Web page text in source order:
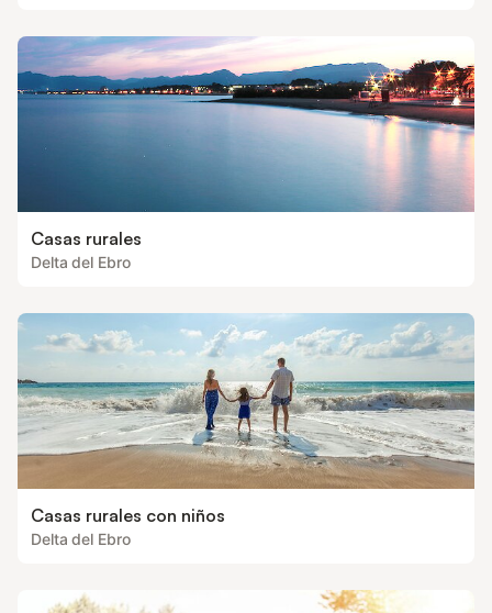
Casas rurales
Delta del Ebro
Casas rurales con niños
Delta del Ebro